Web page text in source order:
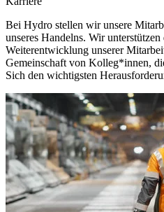
Bei Hydro stellen wir unsere
unseres Handelns. Wir
Weiterentwicklung unserer
Gemeinschaft von Kolleg*innen,
Sich den wichtigsten